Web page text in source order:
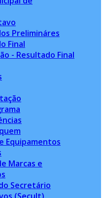
Prelimináres
Final
- Resultado Final
Equipamentos
Marcas e
Secretário